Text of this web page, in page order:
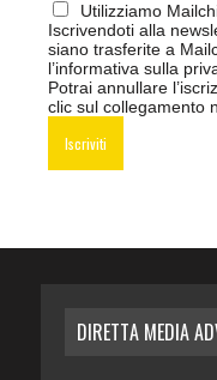
Utilizziamo
Iscrivendoti alla
siano trasferite a
l’informativa sulla
Potrai annullare
clic sul collegamento
DIRETTA MEDIA